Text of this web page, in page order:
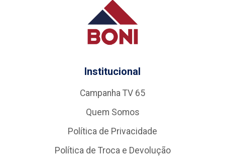
Institucional
Campanha TV 65
Quem Somos
Política de Privacidade
Política de Troca e Devolução